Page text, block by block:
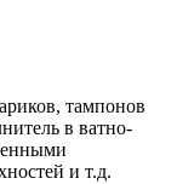
тампонов
в ватно-
и т.д.